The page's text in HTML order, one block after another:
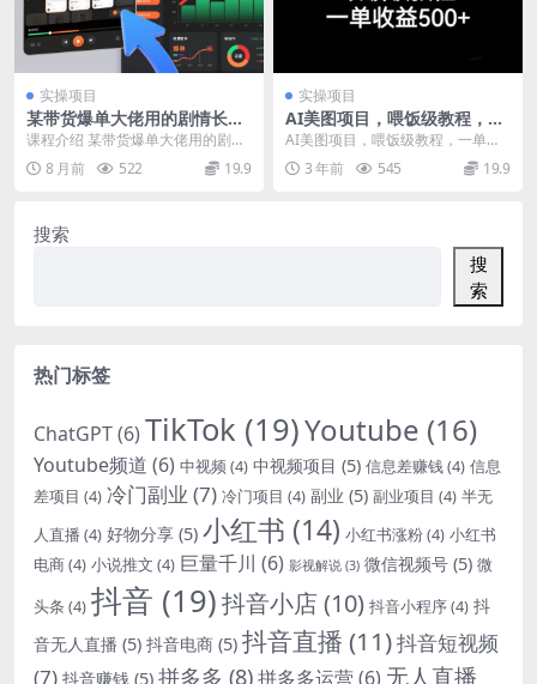
实操项目
某带货爆单大佬用的剧情长视
频带货搬运玩法，需要配合收
费软件操作
课程介绍 某带货爆单大佬用的剧情
长视频带货搬运玩法，手动剪辑然
后配合收费软件操作...
8 月前 522 19.9
实操项目
AI美图项目，喂饭级教程，一
单收益500+
AI美图项目，喂饭级教程，一单收
益500+ 1.AI美图项目介绍 2.实操
课：快...
3 年前 545 19.9
搜索
搜
索
热门标签
ChatGPT(6) TikTok (19)Youtube (16)
Youtube频道 (6) 中视频(4) 中视频项目 (5) 信息差赚钱(4) 信息
差项目 (4) 冷门副业 (7) 冷门项目 (4) 副业 (5) 副业项目 (4) 半无
人直播 (4) 好物分享 (5) 小红书 (14) 小红书涨粉(4) 小红书
电商(4) 小说推文 (4) 巨量千川 (6) 影视解说 (3) 微信视频号 (5) 微
头条 (4) 抖音 (19)抖音小店(10) 抖音小程序(4) 抖
音无人直播 (5) 抖音电商 (5) 抖音直播 (11)抖音短视频
(7) 抖音赚钱 (5) 拼多多 (8)拼多多运营(6) 无人直播